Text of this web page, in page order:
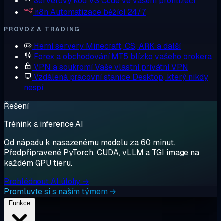
n8n Automatizace běžící 24/7
PROVOZ A TRADING
Herní servery Minecraft, CS, ARK a další
Forex a obchodování MT5 blízko vašeho brokera
VPN a soukromíVaše vlastní privátní VPN
Vzdálená pracovní stanice Desktop, který nikdy
nespí
Řešení
Trénink a inference AI
Od nápadu k nasazenému modelu za 60 minut.
Předpřipravené PyTorch, CUDA, vLLM a TGI image na
každém GPU tieru.
Prohlédnout AI úlohy →
Promluvte si s naším týmem →